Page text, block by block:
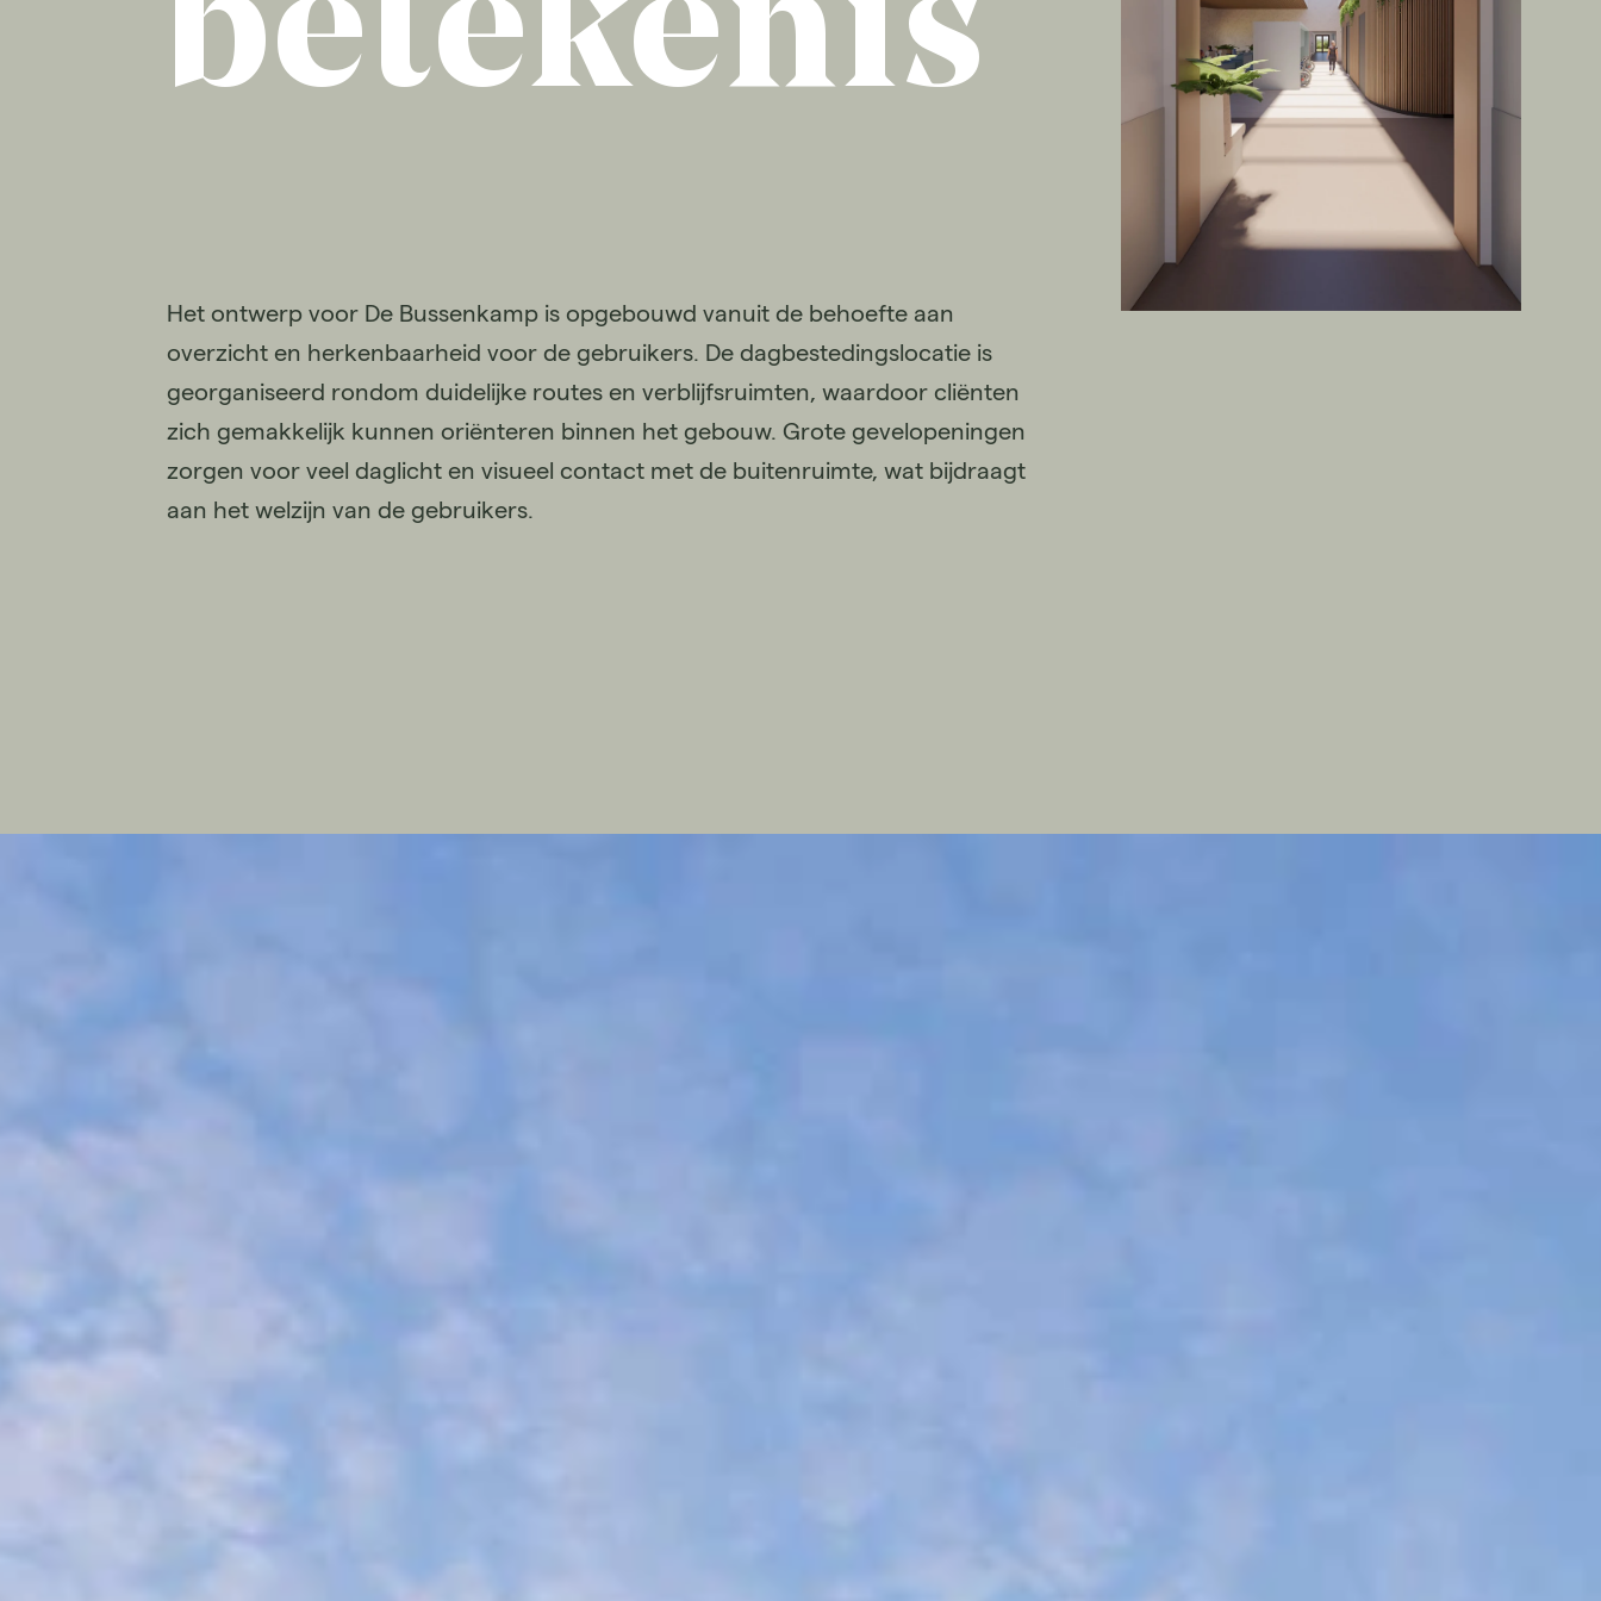
betekenis
Het ontwerp voor De Bussenkamp is opgebouwd vanuit de behoefte aan
overzicht en herkenbaarheid voor de gebruikers. De dagbestedingslocatie is
georganiseerd rondom duidelijke routes en verblijfsruimten, waardoor cliënten
zich gemakkelijk kunnen oriënteren binnen het gebouw. Grote gevelopeningen
zorgen voor veel daglicht en visueel contact met de buitenruimte, wat bijdraagt
aan het welzijn van de gebruikers.